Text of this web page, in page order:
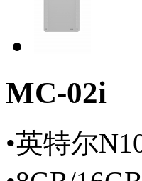
MC-02i
•英特尔